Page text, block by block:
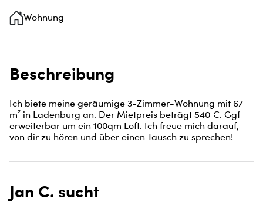
Wohnung
Beschreibung
Ich biete meine geräumige 3-Zimmer-Wohnung mit 67
m² in Ladenburg an. Der Mietpreis beträgt 540 €. Ggf
erweiterbar um ein 100qm Loft. Ich freue mich darauf,
von dir zu hören und über einen Tausch zu sprechen!
Jan C. sucht